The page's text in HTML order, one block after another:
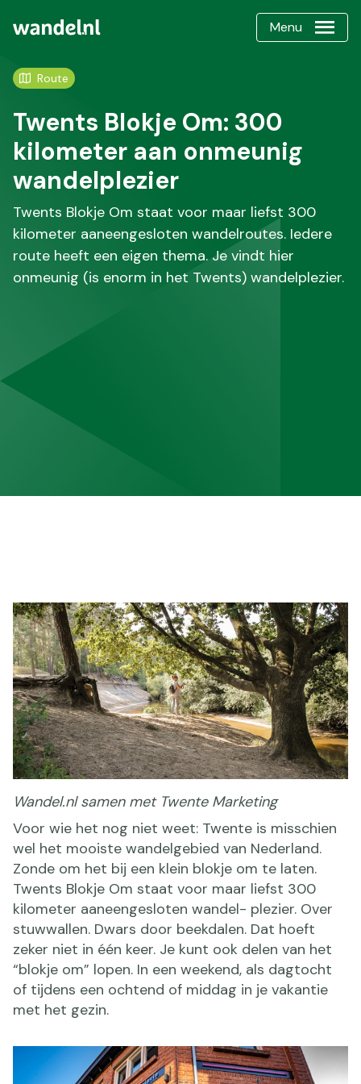
Menu
Route
Twents Blokje Om: 300
kilometer aan onmeunig
wandelplezier
Twents Blokje Om staat voor maar liefst 300
kilometer aaneengesloten wandelroutes. Iedere
route heeft een eigen thema. Je vindt hier
onmeunig (is enorm in het Twents) wandelplezier.
Wandel.nl samen met Twente Marketing
Voor wie het nog niet weet: Twente is misschien
wel het mooiste wandelgebied van Nederland.
Zonde om het bij een klein blokje om te laten.
Twents Blokje Om staat voor maar liefst 300
kilometer aaneengesloten wandel- plezier. Over
stuwwallen. Dwars door beekdalen. Dat hoeft
zeker niet in één keer. Je kunt ook delen van het
“blokje om” lopen. In een weekend, als dagtocht
of tijdens een ochtend of middag in je vakantie
met het gezin.